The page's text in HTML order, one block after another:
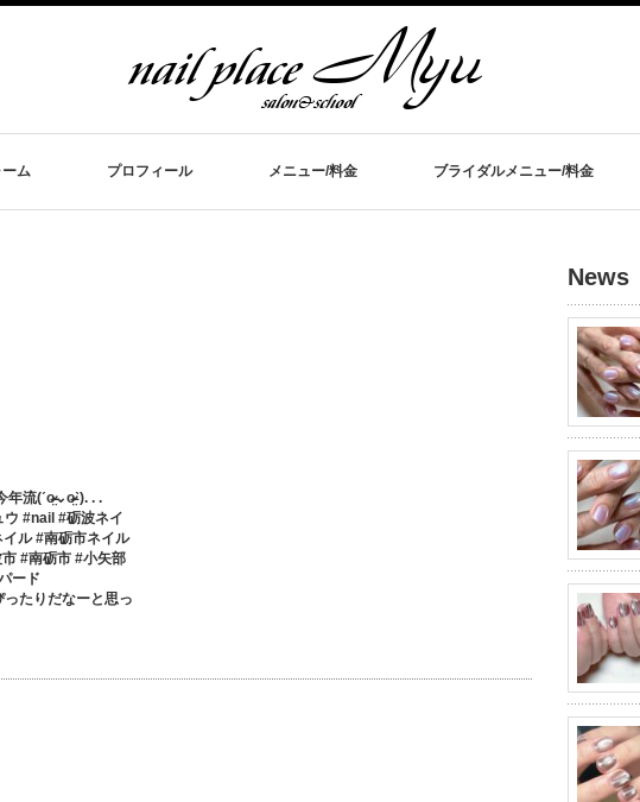
ム プロフィール メニュー/料金 ブライダルメニュー/料金
年流(ˊo̴̶̷̤⌄o̴̶̷̤ˋ). . .
#nail #砺波ネイ
ル #南砺市ネイル
#南砺市 #小矢部
ード
たりだなーと思っ
News